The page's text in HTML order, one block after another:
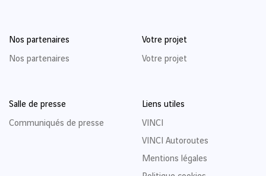
Nos partenaires
Nos partenaires
Votre projet
Votre projet
Salle de presse
Communiqués de presse
Liens utiles
VINCI
VINCI Autoroutes
Mentions légales